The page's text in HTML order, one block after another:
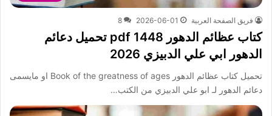
فريق الصفحة العربية 2026-06-01
8
كتاب عظائم الدهور pdf 1448 تحميل دعائم
الدهور ابي علي الدبيزي 2026
تحميل كتاب عظائم الدهور Book of the greatness of ages او مايسمى
دعائم الدهور لـ ابو علي الدبيزي من الكتب…